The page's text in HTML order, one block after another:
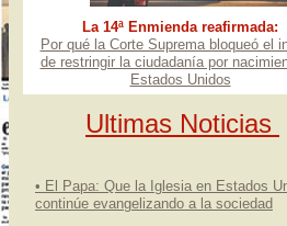
Ultimas Noticias
La 14ª Enmienda reafirmada:
Por qué la Corte Suprema bloqueó el
de restringir la ciudadanía por
Estados Unidos
• El Papa: Que la Iglesia en Estados
continúe evangelizando a la sociedad